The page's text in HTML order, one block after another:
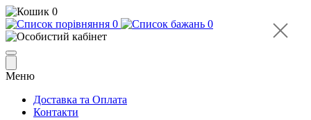
0
0
0
Меню
Доставка та Оплата
Контакти